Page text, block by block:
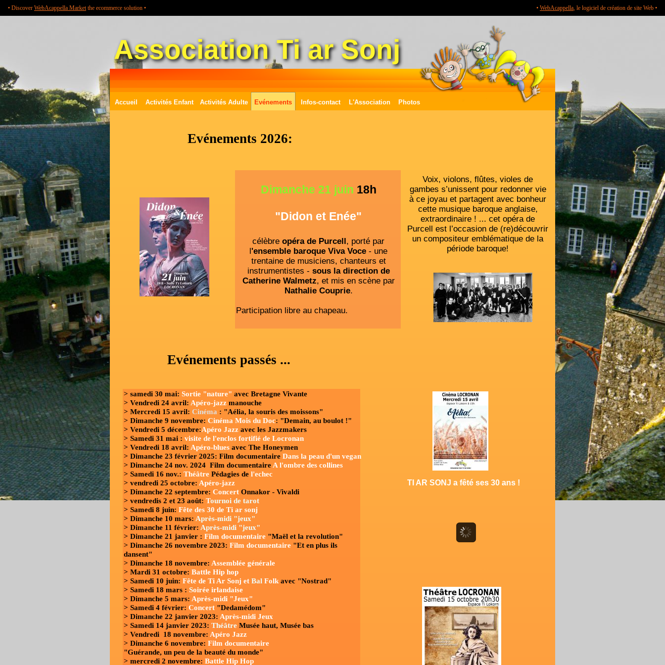
• Discover WebAcappella Marketthe ecommerce solution • • WebAcappella, le logiciel de création de site Web •
Voix, violons, flûtes, violes de
gambes s’unissent pour redonner vie
à ce joyau et partagent avec bonheur
cette musique baroque anglaise,
extraordinaire ! ... cet opéra de
Purcell est l’occasion de (re)découvrir
un compositeur emblématique de la
période baroque!
Dimanche 21 juin 18h
"Didon et Enée"
célèbre opéra de Purcell, porté par
l'ensemble baroque Viva Voce - une
trentaine de musiciens, chanteurs et
instrumentistes - sous la direction de
Catherine Walmetz, et mis en scène par
Nathalie Couprie.
Participation libre au chapeau.
TI AR SONJ a fêté ses 30 ans !
Evénements passés ...
> samedi 30 mai: Sortie "nature" avec Bretagne Vivante
> Vendredi 24 avril: Apéro-jazz manouche
> Mercredi 15 avril: Cinéma : "Aélia, la souris des moissons"
> Dimanche 9 novembre: Cinéma Mois du Doc: "Demain, au boulot !"
> Vendredi 5 décembre:Apéro Jazz avec les Jazzmakers
> Samedi 31 mai : visite de l'enclos fortifié de Locronan
> Vendredi 18 avril: Apéro-blues avec The Honeymen
> Dimanche 23 février 2025: Film documentaire Dans la peau d'un vegan
> Dimanche 24 nov. 2024 Film documentaire A l'ombre des collines
> Samedi 16 nov.: Théâtre Pédagies de l'echec
> vendredi 25 octobre: Apéro-jazz
> Dimanche 22 septembre: Concert Onnakor - Vivaldi
> vendredis 2 et 23 août: Tournoi de tarot
> Samedi 8 juin: Fête des 30 de Ti ar sonj
> Dimanche 10 mars: Après-midi "jeux"
> Dimanche 11 février: Après-midi "jeux"
> Dimanche 21 janvier : Film documentaire "Maël et la revolution"
> Dimanche 26 novembre 2023: Film documentaire "Et en plus ils
dansent"
> Dimanche 18 novembre: Assemblée générale
> Mardi 31 octobre: Battle Hip hop
> Samedi 10 juin: Fête de Ti Ar Sonj et Bal Folk avec "Nostrad"
> Samedi 18 mars : Soirée irlandaise
> Dimanche 5 mars: Après-midi "Jeux"
> Samedi 4 février: Concert "Dedamédom"
> Dimanche 22 janvier 2023: Après-midi Jeux
> Samedi 14 janvier 2023: Théâtre Musée haut, Musée bas
> Vendredi 18 novembre: Apéro Jazz
> Dimanche 6 novembre: Film documentaire
"Guérande, un peu de la beauté du monde"
> mercredi 2 novembre: Battle Hip Hop
Evénements 2026:
Photos
Infos-contact L'Association
Evénements
Activités Adulte
Activités Enfant
Accueil
Association Ti ar Sonj